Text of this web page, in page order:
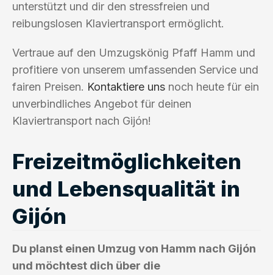
unterstützt und dir den stressfreien und
reibungslosen Klaviertransport ermöglicht.
Vertraue auf den Umzugskönig Pfaff Hamm und
profitiere von unserem umfassenden Service und
fairen Preisen. Kontaktiere uns noch heute für ein
unverbindliches Angebot für deinen
Klaviertransport nach Gijón!
Freizeitmöglichkeiten
und Lebensqualität in
Gijón
Du planst einen Umzug von Hamm nach Gijón
und möchtest dich über die